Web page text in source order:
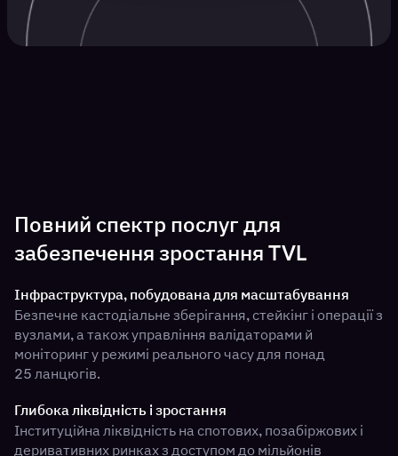
Повний спектр послуг для
забезпечення зростання TVL
Інфраструктура, побудована для масштабування
Безпечне кастодіальне зберігання, стейкінг і операції з
вузлами, а також управління валідаторами й
моніторинг у режимі реального часу для понад
25 ланцюгів.
Глибока ліквідність і зростання
Інституційна ліквідність на спотових, позабіржових і
деривативних ринках з доступом до мільйонів